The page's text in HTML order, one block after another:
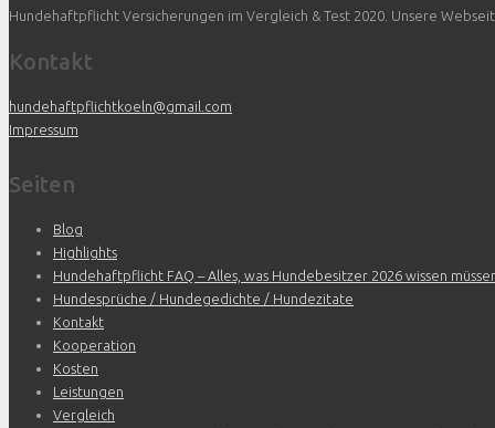
Hundehaftpflicht Versicherungen im Vergleich & Test 2020. Unsere
Kontakt
hundehaftpflichtkoeln@gmail.com
Impressum
Seiten
Blog
Highlights
Hundehaftpflicht FAQ – Alles, was Hundebesitzer 2026 wissen
Hundesprüche / Hundegedichte / Hundezitate
Kontakt
Kooperation
Kosten
Leistungen
Vergleich